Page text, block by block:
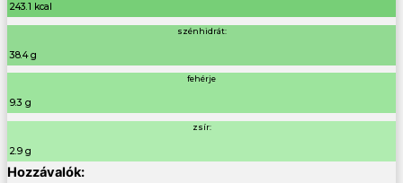
243.1 kcal
szénhidrát:
38.4 g
fehérje
9.3 g
zsír:
2.9 g